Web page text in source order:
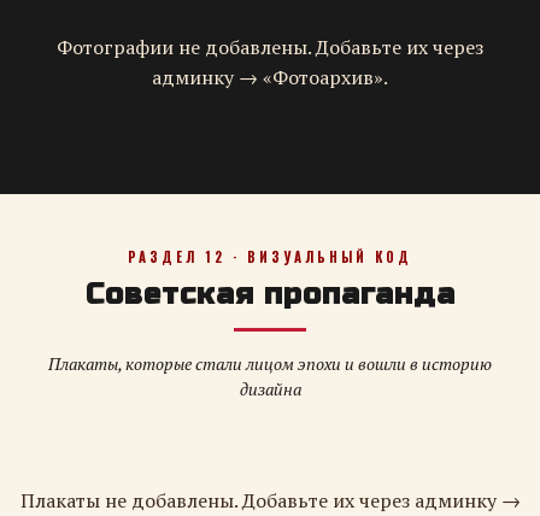
Фотографии не добавлены. Добавьте их через
админку → «Фотоархив».
РАЗДЕЛ 12 · ВИЗУАЛЬНЫЙ КОД
Советская пропаганда
Плакаты, которые стали лицом эпохи и вошли в историю
дизайна
Плакаты не добавлены. Добавьте их через админку →